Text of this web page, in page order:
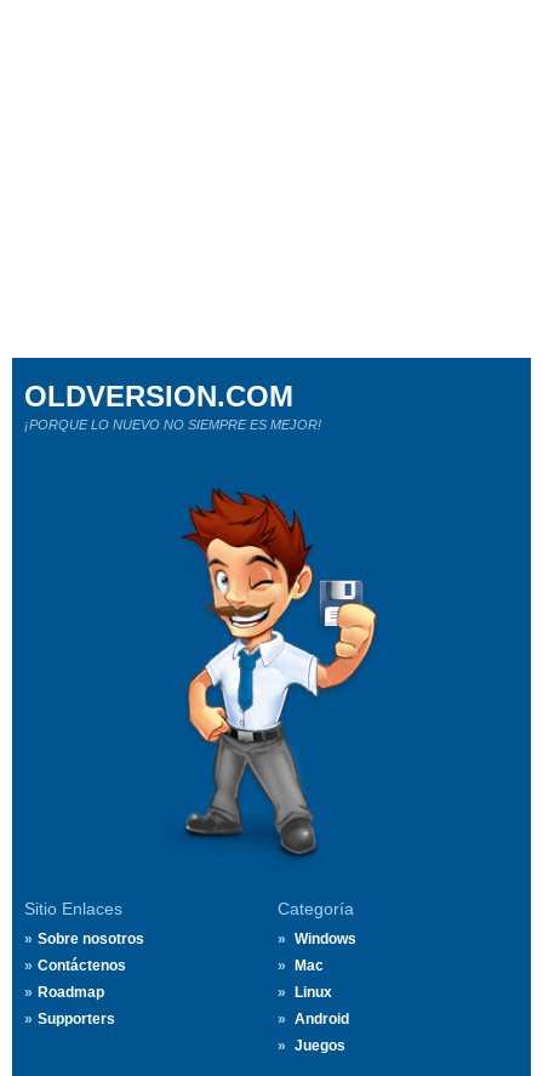
Sitio Enlaces
Sobre nosotros
Contáctenos
Roadmap
Supporters
Categoría
Windows
Mac
Linux
Android
Juegos
OLDVERSION.COM
¡PORQUE LO NUEVO NO SIEMPRE ES MEJOR!